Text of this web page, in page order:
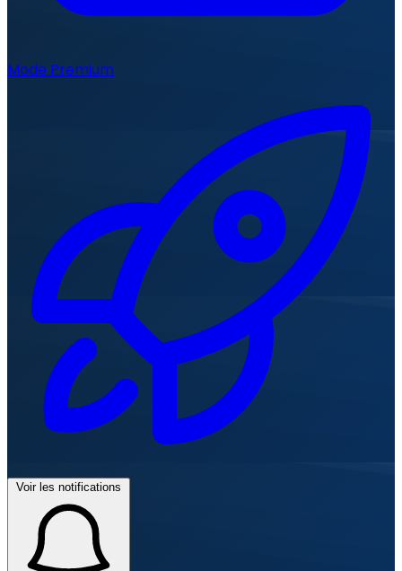
Mode Premium
Voir les notifications